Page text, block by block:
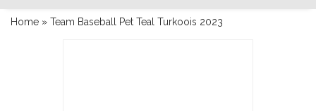
Home » Team Baseball Pet Teal Turkoois 2023